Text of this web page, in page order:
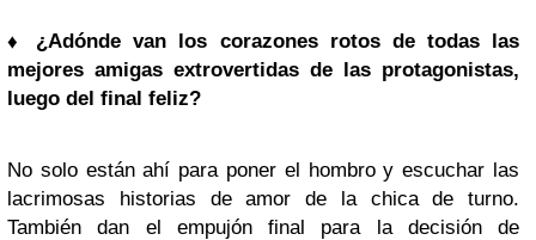
♦ ¿Adónde van los corazones rotos de todas las
mejores amigas extrovertidas de las protagonistas,
luego del final feliz?
No solo están ahí para poner el hombro y escuchar las
lacrimosas historias de amor de la chica de turno.
También dan el empujón final para la decisión de